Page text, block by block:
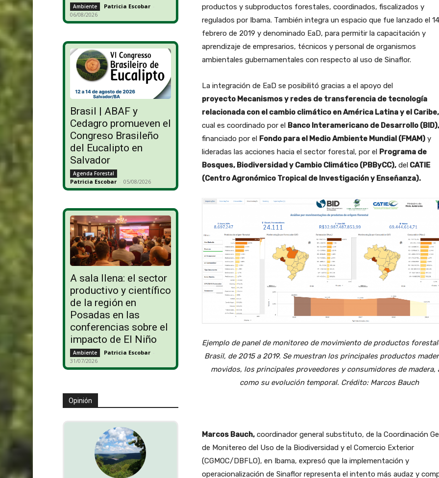
Ambiente Patricia Escobar -
06/08/2026
Brasil | ABAF y
Cedagro promueven el
Congreso Brasileño
del Eucalipto en
Salvador
Agenda Forestal
Patricia Escobar - 05/08/2026
A sala llena: el sector
productivo y científico
de la región en
Posadas en las
conferencias sobre el
impacto de El Niño
Ambiente Patricia Escobar -
31/07/2026
Opinión
productos y subproductos forestales, coordinados, fiscalizados y
regulados por Ibama. También integra un espacio que fue lanzado el
febrero de 2019 y denominado EaD, para permitir la capacitación y
aprendizaje de empresarios, técnicos y personal de organismos
ambientales gubernamentales con respecto al uso de Sinaflor.
La integración de EaD se posibilitó gracias a el apoyo del
proyecto Mecanismos y redes de transferencia de tecnología
relacionada con el cambio climático en América Latina y el Caribe,
cual es coordinado por el Banco Interamericano de Desarrollo (BID),
financiado por el Fondo para el Medio Ambiente Mundial (FMAM)y
lideradas las acciones hacia el sector forestal, por el Programa de
Bosques, Biodiversidad y Cambio Climático (PBByCC),delCATIE
(Centro Agronómico Tropical de Investigación y Enseñanza).
Ejemplo de panel de monitoreo de movimiento de productos
Brasil, de 2015 a 2019. Se muestran los principales productos
movidos, los principales proveedores y consumidores de madera,
como su evolución temporal. Crédito: Marcos Bauch
Marcos Bauch,coordinador general substituto, de la Coordinación
de Monitereo del Uso de la Biodiversidad y el Comercio Exterior
(CGMOC/DBFLO), en Ibama, expresó que la implementación y
operacionalización de Sinaflor representa el intento más audaz y